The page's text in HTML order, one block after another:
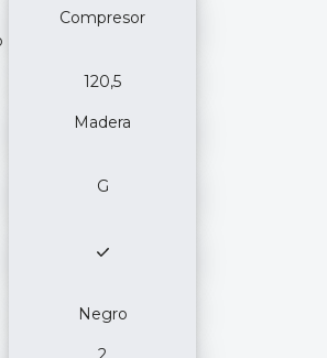
Compresor
120,5
Madera
G
Negro